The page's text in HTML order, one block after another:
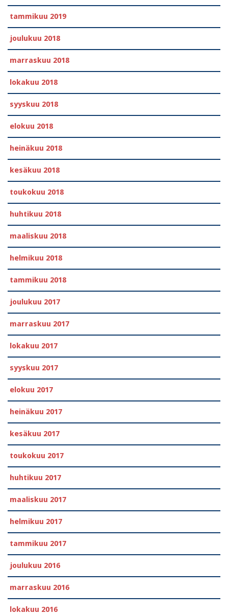
tammikuu 2019
joulukuu 2018
marraskuu 2018
lokakuu 2018
syyskuu 2018
elokuu 2018
heinäkuu 2018
kesäkuu 2018
toukokuu 2018
huhtikuu 2018
maaliskuu 2018
helmikuu 2018
tammikuu 2018
joulukuu 2017
marraskuu 2017
lokakuu 2017
syyskuu 2017
elokuu 2017
heinäkuu 2017
kesäkuu 2017
toukokuu 2017
huhtikuu 2017
maaliskuu 2017
helmikuu 2017
tammikuu 2017
joulukuu 2016
marraskuu 2016
lokakuu 2016